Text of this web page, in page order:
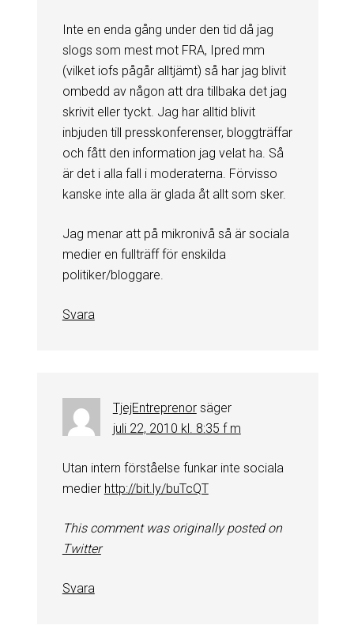
Inte en enda gång under den tid då jag
slogs som mest mot FRA, Ipred mm
(vilket iofs pågår alltjämt) så har jag blivit
ombedd av någon att dra tillbaka det jag
skrivit eller tyckt. Jag har alltid blivit
inbjuden till presskonferenser, bloggträffar
och fått den information jag velat ha. Så
är det i alla fall i moderaterna. Förvisso
kanske inte alla är glada åt allt som sker.
Jag menar att på mikronivå så är sociala
medier en fullträff för enskilda
politiker/bloggare.
Svara
TjejEntreprenor säger
juli 22, 2010 kl. 8:35 f m
Utan intern förståelse funkar inte sociala
medier http://bit.ly/buTcQT
This comment was originally posted on
Twitter
Svara